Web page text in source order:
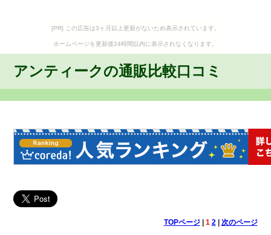
[PR] この広告は3ヶ月以上更新がないため表示されています。
ホームページを更新後24時間以内に表示されなくなります。
アンティークの通販比較口コミ
TOPページ| 1 2| 次のページ